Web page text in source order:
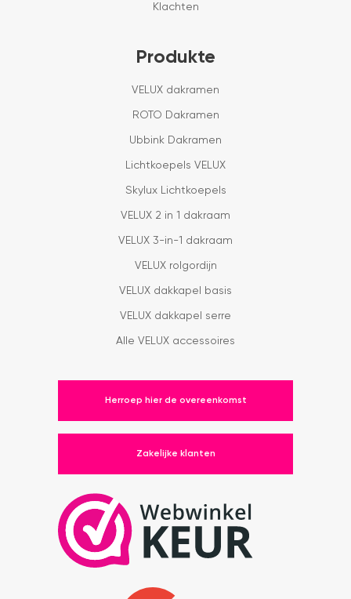
Klachten
Produkte
VELUX dakramen
ROTO Dakramen
Ubbink Dakramen
Lichtkoepels VELUX
Skylux Lichtkoepels
VELUX 2 in 1 dakraam
VELUX 3-in-1 dakraam
VELUX rolgordijn
VELUX dakkapel basis
VELUX dakkapel serre
Alle VELUX accessoires
Herroep hier de overeenkomst
Zakelijke klanten